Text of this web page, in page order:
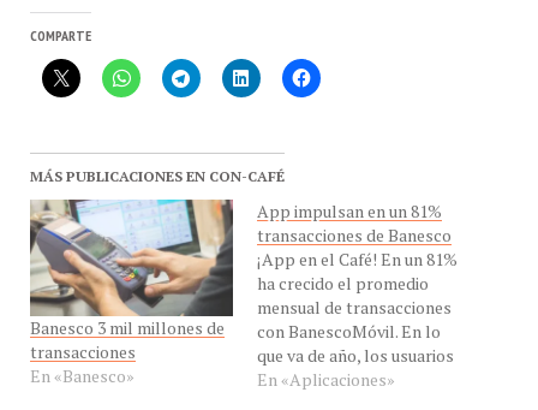
COMPARTE
MÁS PUBLICACIONES EN CON-CAFÉ
Banesco 3 mil millones de
transacciones
En «Banesco»
App impulsan en un 81%
transacciones de Banesco
¡App en el Café! En un 81%
ha crecido el promedio
mensual de transacciones
con BanescoMóvil. En lo
que va de año, los usuarios
de la entidad financiera
realizan una media de 27,05
En «Aplicaciones»